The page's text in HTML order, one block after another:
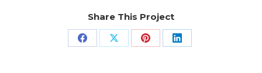
Share This Project
Share Share Share Share